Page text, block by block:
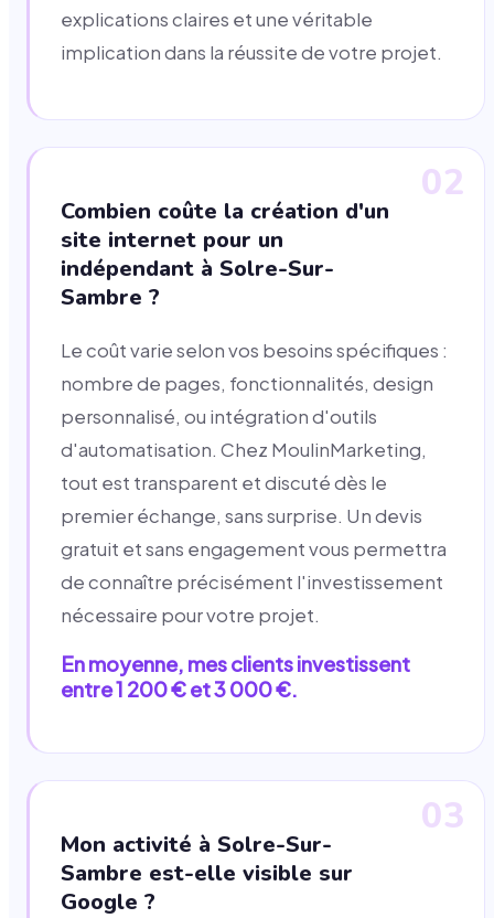
explications claires et une véritable
implication dans la réussite de votre projet.
02
Combien coûte la création d'un
site internet pour un
indépendant à Solre-Sur-
Sambre ?
Le coût varie selon vos besoins spécifiques :
nombre de pages, fonctionnalités, design
personnalisé, ou intégration d'outils
d'automatisation. Chez MoulinMarketing,
tout est transparent et discuté dès le
premier échange, sans surprise. Un devis
gratuit et sans engagement vous permettra
de connaître précisément l'investissement
nécessaire pour votre projet.
En moyenne, mes clients investissent
entre 1 200 € et 3 000 €.
03
Mon activité à Solre-Sur-
Sambre est-elle visible sur
Google ?